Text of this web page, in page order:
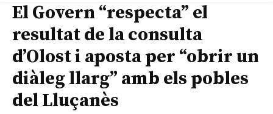
El Govern “respecta” el
resultat de la consulta
d’Olost i aposta per “obrir un
diàleg llarg” amb els pobles
del Lluçanès